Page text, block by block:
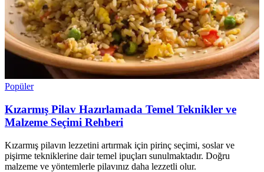
Popüler
Kızarmış Pilav Hazırlamada Temel Teknikler ve
Malzeme Seçimi Rehberi
Kızarmış pilavın lezzetini artırmak için pirinç seçimi, soslar ve
pişirme tekniklerine dair temel ipuçları sunulmaktadır. Doğru
malzeme ve yöntemlerle pilavınız daha lezzetli olur.